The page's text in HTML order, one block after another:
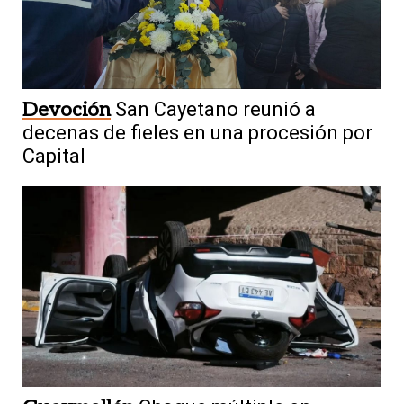
Devoción San Cayetano reunió a
decenas de fieles en una procesión por
Capital